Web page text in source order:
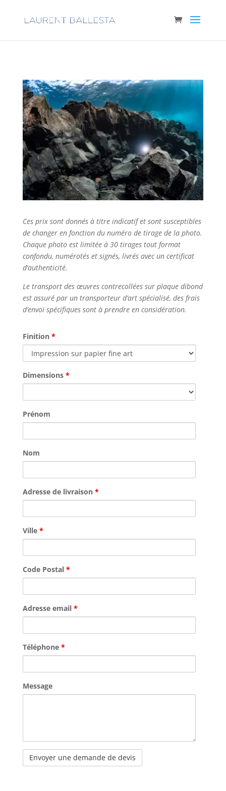
Ces prix sont donnés à titre indicatif et sont susceptibles
de changer en fonction du numéro de tirage de la photo.
Chaque photo est limitée à 30 tirages tout format
confondu, numérotés et signés, livrés avec un certificat
d’authenticité.
Le transport des œuvres contrecollées sur plaque dibond
est assuré par un transporteur d’art spécialisé, des frais
d’envoi spécifiques sont à prendre en considération.
Finition *
Dimensions *
Prénom
Nom
Adresse de livraison *
Ville *
Code Postal *
Adresse email *
Téléphone *
Message